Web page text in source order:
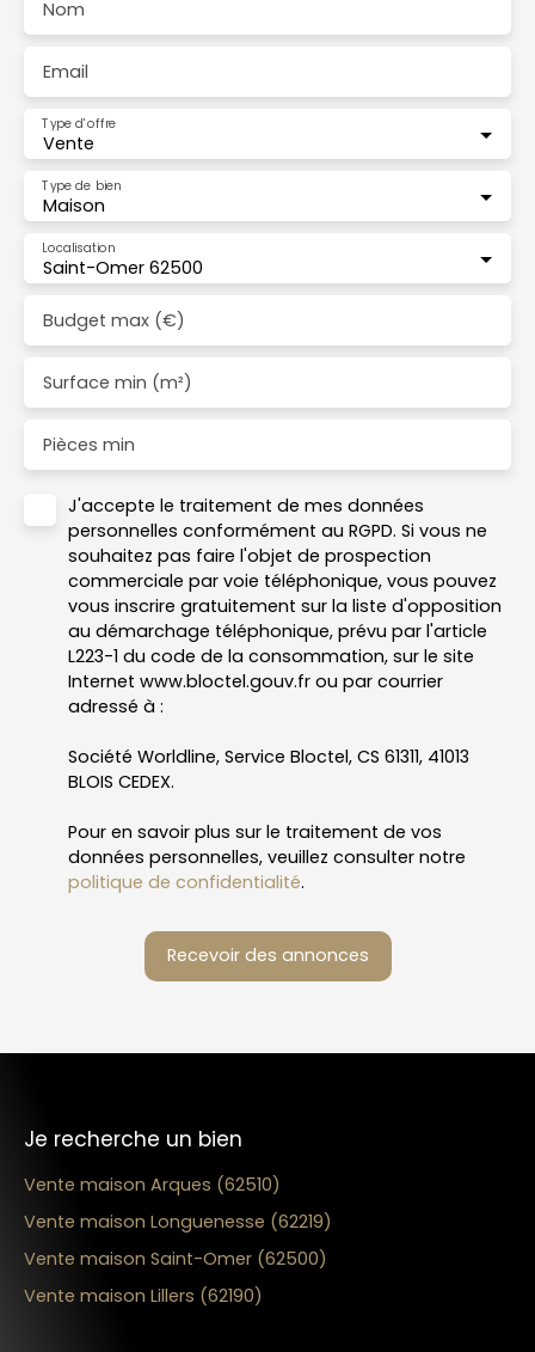
Nom
Email
Vente
Type d'offre
Maison
Type de bien
Saint-Omer 62500
Localisation
Budget max (€)
Surface min (m²)
Pièces min
J'accepte le traitement de mes données
personnelles conformément au RGPD. Si vous ne
souhaitez pas faire l'objet de prospection
commerciale par voie téléphonique, vous pouvez
vous inscrire gratuitement sur la liste d'opposition
au démarchage téléphonique, prévu par l'article
L223-1 du code de la consommation, sur le site
Internet www.bloctel.gouv.fr ou par courrier
adressé à :
Société Worldline, Service Bloctel, CS 61311, 41013
BLOIS CEDEX.
Pour en savoir plus sur le traitement de vos
données personnelles, veuillez consulter notre
politique de confidentialité.
Recevoir des annonces
Je recherche un bien
Vente maison Arques (62510)
Vente maison Longuenesse (62219)
Vente maison Saint-Omer (62500)
Vente maison Lillers (62190)